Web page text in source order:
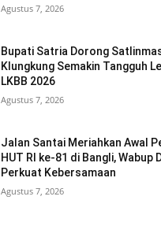
Agustus 7, 2026
Bupati Satria Dorong
Klungkung Semakin Tangguh
LKBB 2026
Agustus 7, 2026
Jalan Santai Meriahkan Awal
HUT RI ke-81 di Bangli, Wabup
Perkuat Kebersamaan
Agustus 7, 2026